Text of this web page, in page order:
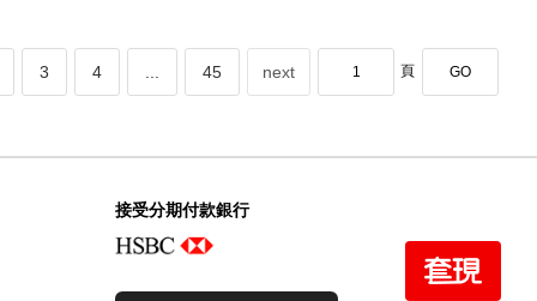
3 4 45 next 頁 GO
接受分期付款銀行